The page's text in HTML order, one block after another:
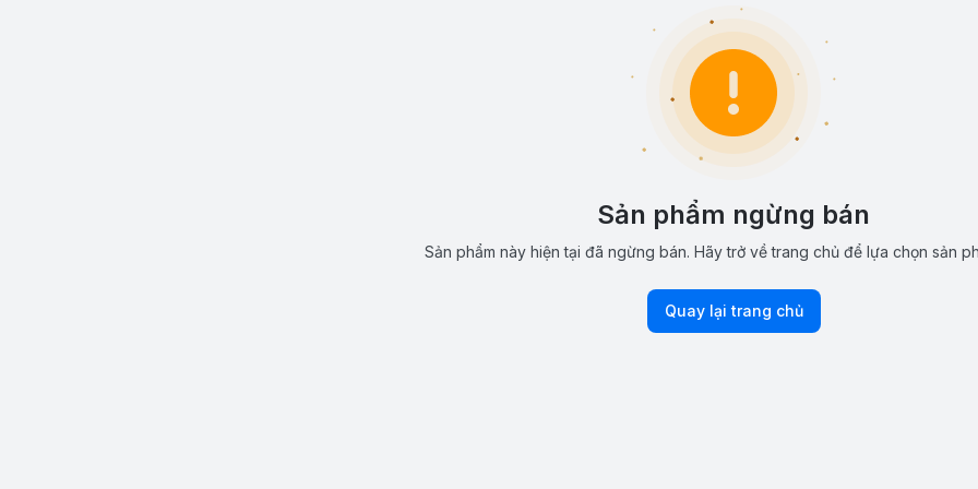
Sản phẩm ngừng bán
Sản phẩm này hiện tại đã ngừng bán. Hãy trở về trang chủ để lựa chọn sản
Quay lại trang chủ